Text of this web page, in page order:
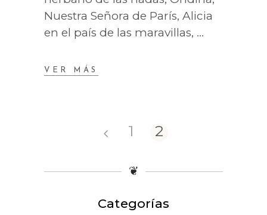
Nuestra Señora de París, Alicia
en el país de las maravillas,
VER MÁS
1 2
❦
Categorías